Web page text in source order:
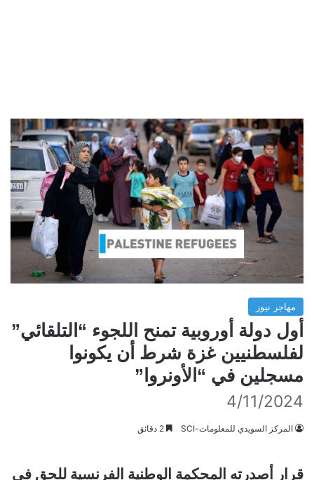
مهاجر نيوز
أول دولة أوروبية تمنح اللجوء “التلقائي”
لفلسطنيين غزة شرط أن يكونوا
مسجلين في “الأونروا”
4/11/2024
المركز السويدي للمعلومات-SCI
قرار أصدرته المحكمة الوطنية الفرنسية للحق في